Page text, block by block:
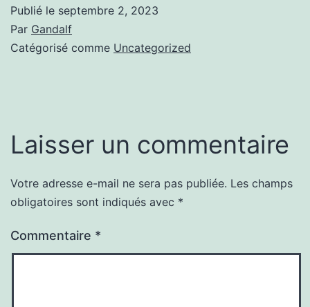
Publié le septembre 2, 2023
Par Gandalf
Catégorisé comme Uncategorized
Laisser un commentaire
Votre adresse e-mail ne sera pas publiée. Les champs
obligatoires sont indiqués avec *
Commentaire *